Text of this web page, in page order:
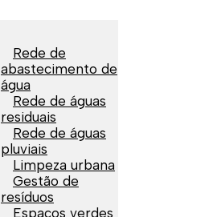
Rede de
abastecimento de
água
Rede de águas
residuais
Rede de águas
pluviais
Limpeza urbana
Gestão de
resíduos
Espaços verdes